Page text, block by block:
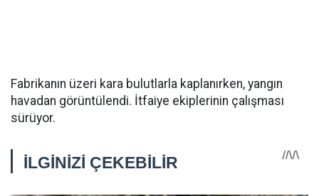
Fabrikanın üzeri kara bulutlarla kaplanırken, yangın
havadan görüntülendi. İtfaiye ekiplerinin çalışması
sürüyor.